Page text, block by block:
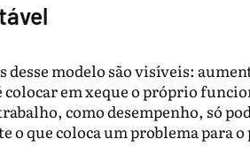
desse modelo são visíveis:
colocar em xeque o próprio
como desempenho, só
o que coloca um problema para